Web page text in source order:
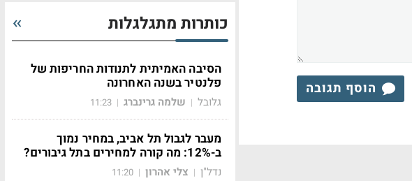
הוסף תגובה
כותרות מתגלגלות
הסיבה האמיתית לתנודות החריפות של
פלנטיר בשנה האחרונה
גלובל | שלמה גרינברג |
11:23
מעבר לגבול תל אביב, במחיר נמוך
ב-12%: מה קורה למחירים בתל גיבורים?
נדל"ן | צלי אהרון |
11:20